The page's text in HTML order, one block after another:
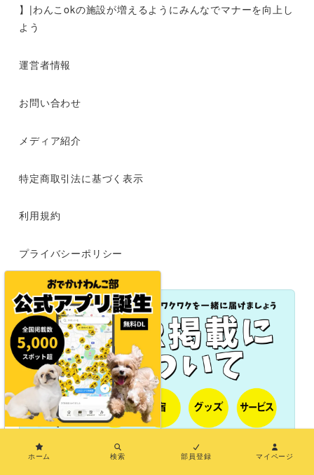
】|わんこokの施設が増えるようにみんなでマナーを向上し
よう
運営者情報
お問い合わせ
メディア紹介
特定商取引法に基づく表示
利用規約
プライバシーポリシー
ホーム 検索 部員登録 マイページ